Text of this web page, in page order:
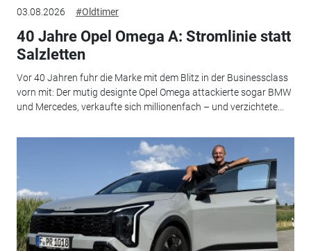
03.08.2026 #Oldtimer
40 Jahre Opel Omega A: Stromlinie statt
Salzletten
Vor 40 Jahren fuhr die Marke mit dem Blitz in der Businessclass
vorn mit: Der mutig designte Opel Omega attackierte sogar BMW
und Mercedes, verkaufte sich millionenfach – und verzichtete...